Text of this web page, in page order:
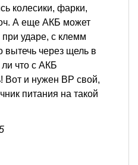
колесики, фарки,
А еще АКБ может
при ударе, с клемм
вытечь через щель в
что с АКБ
Вот и нужен ВР свой,
питания на такой